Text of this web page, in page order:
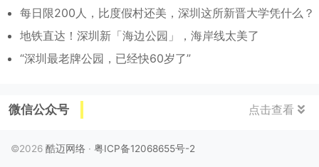
每日限200人，比度假村还美，深圳这所新晋大学凭什么？
地铁直达！深圳新「海边公园」，海岸线太美了
“深圳最老牌公园，已经快60岁了”
微信公众号 点击查看
©2026 酷迈网络 · 粤ICP备12068655号-2